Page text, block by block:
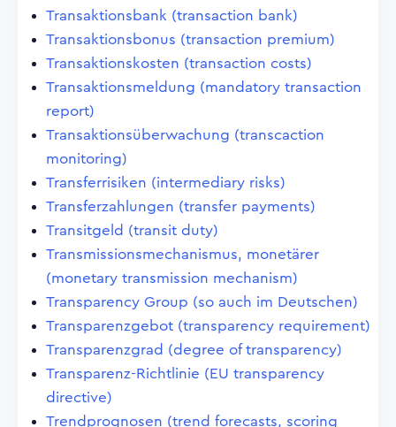
Transaktionsbank (transaction bank)
Transaktionsbonus (transaction premium)
Transaktionskosten (transaction costs)
Transaktionsmeldung (mandatory transaction
report)
Transaktionsüberwachung (transcaction
monitoring)
Transferrisiken (intermediary risks)
Transferzahlungen (transfer payments)
Transitgeld (transit duty)
Transmissionsmechanismus, monetärer
(monetary transmission mechanism)
Transparency Group (so auch im Deutschen)
Transparenzgebot (transparency requirement)
Transparenzgrad (degree of transparency)
Transparenz-Richtlinie (EU transparency
directive)
Trendprognosen (trend forecasts, scoring